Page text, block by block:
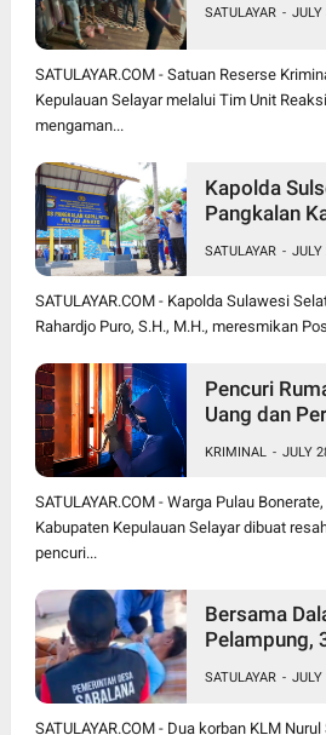
SATULAYAR - JULY
SATULAYAR.COM - Satuan Reserse
Kepulauan Selayar melalui Tim Unit
mengaman...
Kapolda
Pangkalan
SATULAYAR - JULY
SATULAYAR.COM - Kapolda Sulawesi
Rahardjo Puro, S.H., M.H., meresmikan
Pencuri
Uang dan
Rupiah
KRIMINAL - JULY
SATULAYAR.COM - Warga Pulau
Kabupaten Kepulauan Selayar dibuat
pencuri...
Bersama
Pelampung,
Hanya
Ditemukan
SATULAYAR - JULY
SATULAYAR.COM - Dua korban KLM